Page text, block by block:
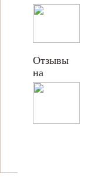
Отзывы
на